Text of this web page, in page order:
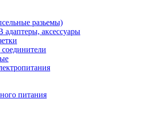
разьемы)
аксессуары
питания